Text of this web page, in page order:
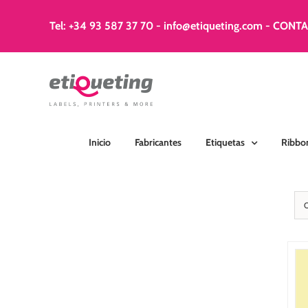
Tel: +34 93 587 37 70 - info@etiqueting.com -
Inicio Fabricantes Etiquetas